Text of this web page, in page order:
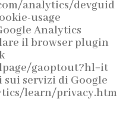
analytics/devguid
usage
Analytics
il browser plugin
gaoptout?hl=it
servizi di Google
learn/privacy.htm